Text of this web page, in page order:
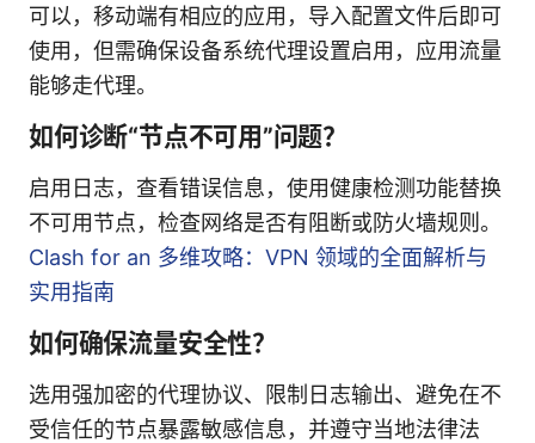
可以，移动端有相应的应用，导入配置文件后即可
使用，但需确保设备系统代理设置启用，应用流量
能够走代理。
如何诊断“节点不可用”问题？
启用日志，查看错误信息，使用健康检测功能替换
不可用节点，检查网络是否有阻断或防火墙规则。
Clash for an 多维攻略：VPN 领域的全面解析与
实用指南
如何确保流量安全性？
选用强加密的代理协议、限制日志输出、避免在不
受信任的节点暴露敏感信息，并遵守当地法律法